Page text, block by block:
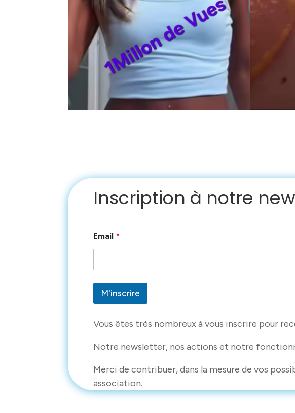
Inscription à notre
E
m
i
*
Email *
M'inscrire
Vous êtes très nombreux à vous inscrire pour
Notre newsletter, nos actions et notre
Merci de contribuer, dans la mesure de vos
association.